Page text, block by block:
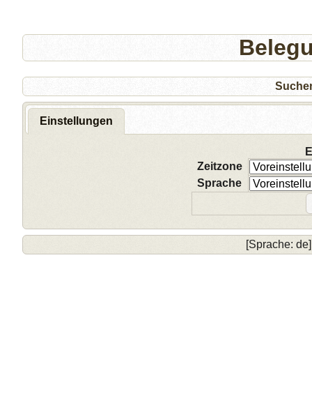
Einstellungen
Zeitzone
Sprache
[Sprache: